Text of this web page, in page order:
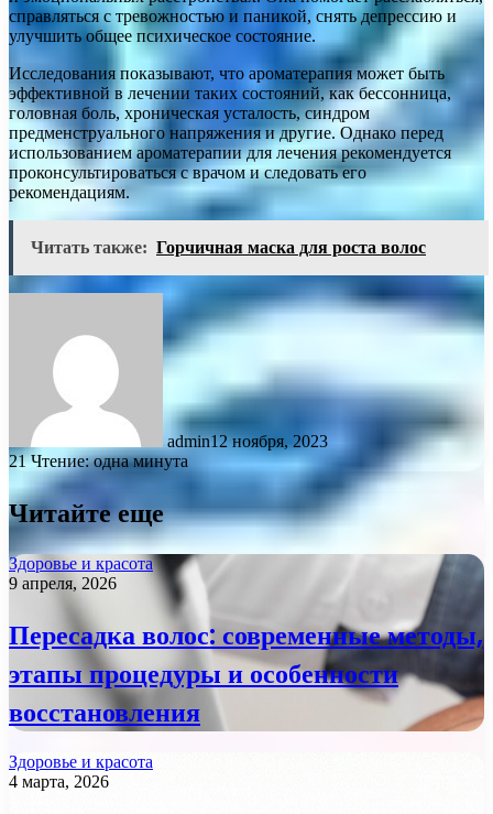
справляться с тревожностью и паникой, снять депрессию и
улучшить общее психическое состояние.
Исследования показывают, что ароматерапия может быть
эффективной в лечении таких состояний, как бессонница,
головная боль, хроническая усталость, синдром
предменструального напряжения и другие. Однако перед
использованием ароматерапии для лечения рекомендуется
проконсультироваться с врачом и следовать его
рекомендациям.
Читать также: Горчичная маска для роста волос
admin12 ноября, 2023
21Чтение: одна минута
Читайте еще
Здоровье и красота
9 апреля, 2026
Пересадка волос: современные методы,
этапы процедуры и особенности
восстановления
Здоровье и красота
4 марта, 2026